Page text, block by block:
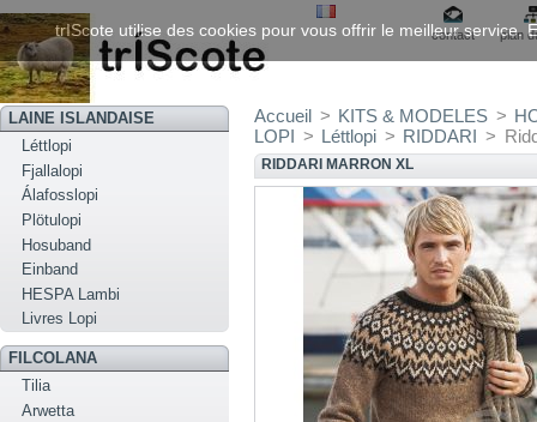
contact plan
LAINE ISLANDAISE
Léttlopi
Fjallalopi
Álafosslopi
Plötulopi
Hosuband
Einband
HESPA Lambi
Livres Lopi
FILCOLANA
Tilia
Arwetta
Accueil > KITS & MODELES >
LOPI > Léttlopi > RIDDARI >
RIDDARI MARRON XL
trIScote utilise des cookies pour vous offrir le meilleur